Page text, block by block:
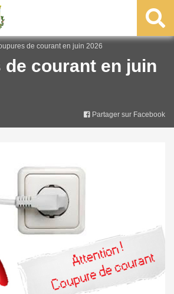
de courant en juin 2026
de courant en juin
Partager sur Facebook